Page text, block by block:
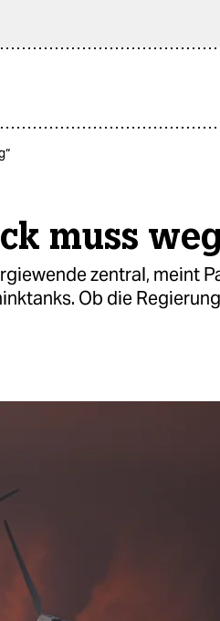
muss
zentral, meint
Ob die